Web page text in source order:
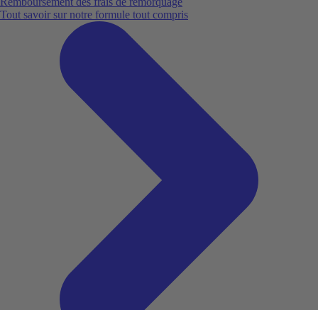
Tout savoir sur notre formule tout compris